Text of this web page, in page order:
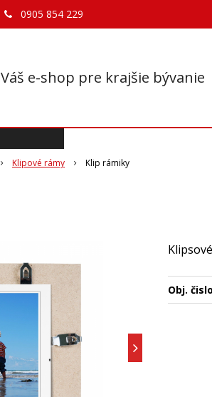
Váš e-shop pre krajšie bývanie
0905 854 229
Klipové rámy Klip rámiky
Obj.